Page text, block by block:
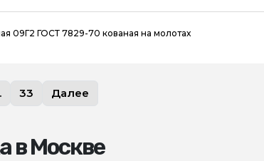
09Г2 ГОСТ 7829-70 кованая на молотах
33 Далее
в Москве